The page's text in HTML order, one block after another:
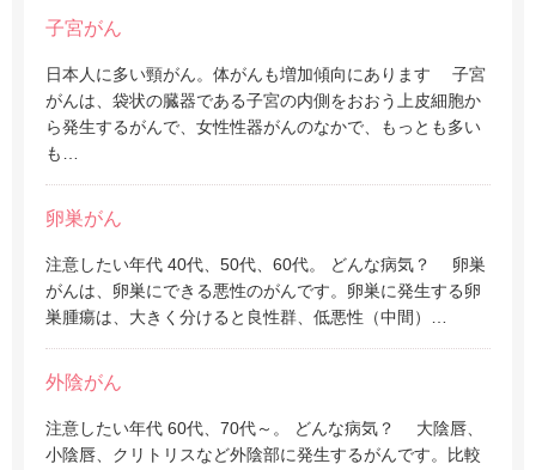
子宮がん
日本人に多い頸がん。体がんも増加傾向にあります 子宮
がんは、袋状の臓器である子宮の内側をおおう上皮細胞か
ら発生するがんで、女性性器がんのなかで、もっとも多い
も…
卵巣がん
注意したい年代 40代、50代、60代。 どんな病気？ 卵巣
がんは、卵巣にできる悪性のがんです。卵巣に発生する卵
巣腫瘍は、大きく分けると良性群、低悪性（中間）…
外陰がん
注意したい年代 60代、70代～。 どんな病気？ 大陰唇、
小陰唇、クリトリスなど外陰部に発生するがんです。比較